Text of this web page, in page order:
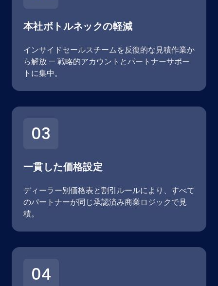
本社ボトルネックの軽減
インサイドセールスチームを反復的な見積作業か
ら解放 — 戦略的アカウントとパートナーサポー
トに集中。
03
一貫した価格設定
ディーラー別価格表と割引ルールにより、すべて
のパートナーが同じ承認済み商業ロジックで見
積。
04